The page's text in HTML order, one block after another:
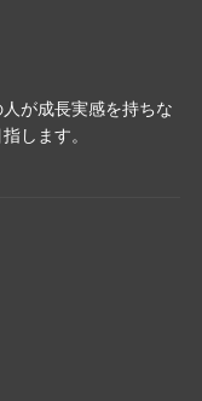
が成長実感を持ちな
します。